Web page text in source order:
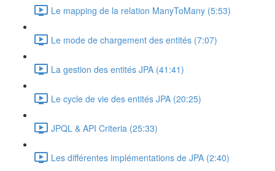
Le mapping de la relation ManyToMany (5:53)
Le mode de chargement des entités (7:07)
La gestion des entités JPA (41:41)
Le cycle de vie des entités JPA (20:25)
JPQL & API Criteria (25:33)
Les différentes implémentations de JPA (2:40)